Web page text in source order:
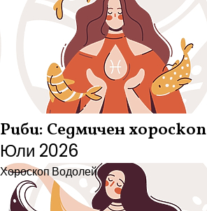
Риби: Седмичен
Юли 2026
ХороскопВодолей